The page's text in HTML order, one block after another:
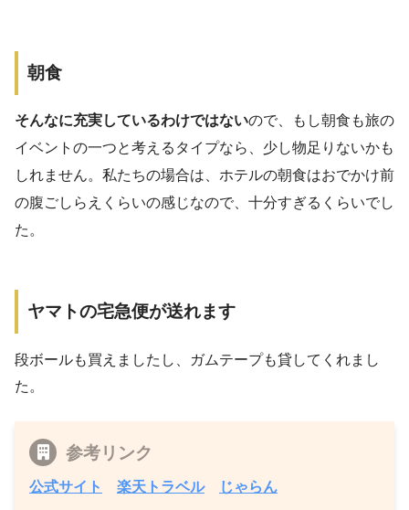
朝食
そんなに充実しているわけではないので、もし朝食も旅の
イベントの一つと考えるタイプなら、少し物足りないかも
しれません。私たちの場合は、ホテルの朝食はおでかけ前
の腹ごしらえくらいの感じなので、十分すぎるくらいでし
た。
ヤマトの宅急便が送れます
段ボールも買えましたし、ガムテープも貸してくれまし
た。
参考リンク
公式サイト 楽天トラベル じゃらん